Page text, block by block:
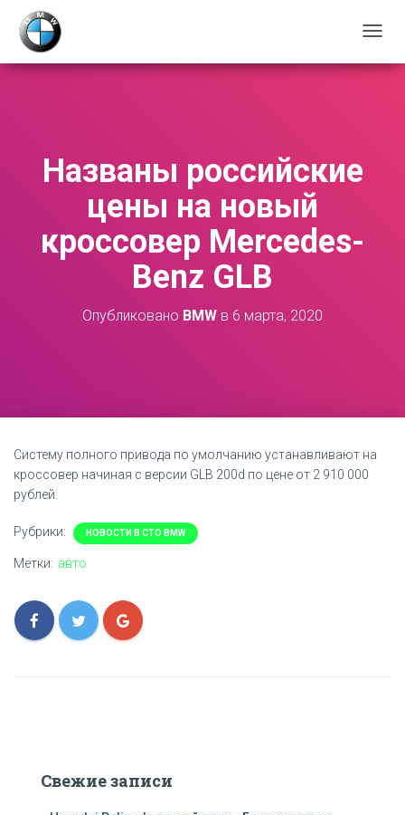
Е
Названы российские
цены на новый
кроссовер Mercedes-
Benz GLB
Опубликовано BMW в 6 марта, 2020
Систему полного привода по умолчанию устанавливают на
кроссовер начиная с версии GLB 200d по цене от 2 910 000
рублей.
Рубрики: НОВОСТИ В СТО BMW
Метки: авто
Свежие записи